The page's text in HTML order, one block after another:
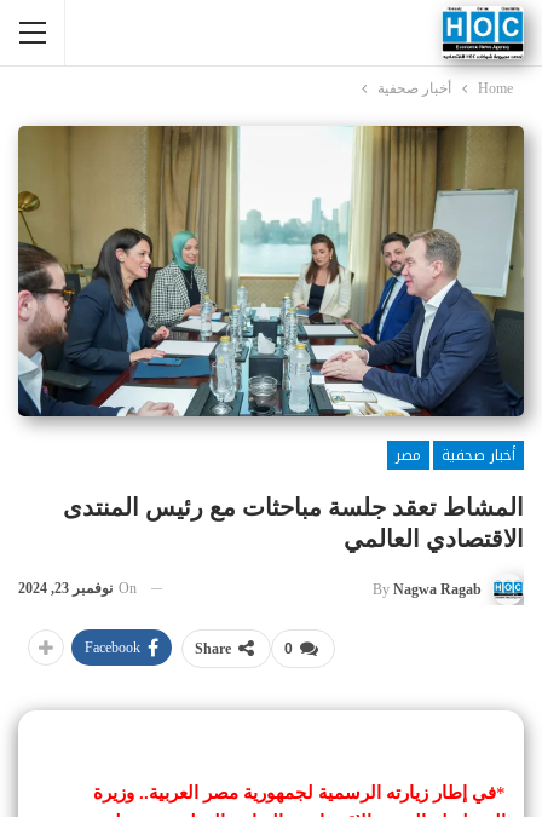
Home أخبار صحفية
أخبار صحفية
مصر
المشاط تعقد جلسة مباحثات مع رئيس المنتدى
الاقتصادي العالمي
By Nagwa Ragab
On نوفمبر 23, 2024
0
Share
Facebook
*في إطار زيارته الرسمية لجمهورية مصر العربية.. وزيرة